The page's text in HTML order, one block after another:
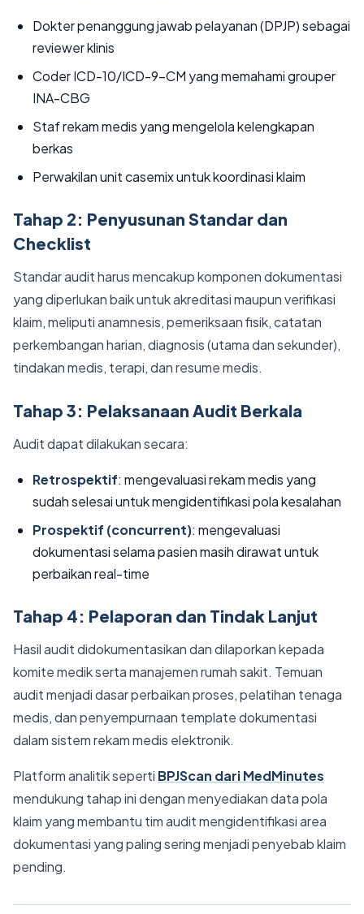
Dokter penanggung jawab pelayanan (DPJP) sebagai
reviewer klinis
Coder ICD-10/ICD-9-CM yang memahami grouper
INA-CBG
Staf rekam medis yang mengelola kelengkapan
berkas
Perwakilan unit casemix untuk koordinasi klaim
Tahap 2: Penyusunan Standar dan
Checklist
Standar audit harus mencakup komponen dokumentasi
yang diperlukan baik untuk akreditasi maupun verifikasi
klaim, meliputi anamnesis, pemeriksaan fisik, catatan
perkembangan harian, diagnosis (utama dan sekunder),
tindakan medis, terapi, dan resume medis.
Tahap 3: Pelaksanaan Audit Berkala
Audit dapat dilakukan secara:
Retrospektif: mengevaluasi rekam medis yang
sudah selesai untuk mengidentifikasi pola kesalahan
Prospektif (concurrent): mengevaluasi
dokumentasi selama pasien masih dirawat untuk
perbaikan real-time
Tahap 4: Pelaporan dan Tindak Lanjut
Hasil audit didokumentasikan dan dilaporkan kepada
komite medik serta manajemen rumah sakit. Temuan
audit menjadi dasar perbaikan proses, pelatihan tenaga
medis, dan penyempurnaan template dokumentasi
dalam sistem rekam medis elektronik.
Platform analitik seperti BPJScan dari MedMinutes
mendukung tahap ini dengan menyediakan data pola
klaim yang membantu tim audit mengidentifikasi area
dokumentasi yang paling sering menjadi penyebab klaim
pending.